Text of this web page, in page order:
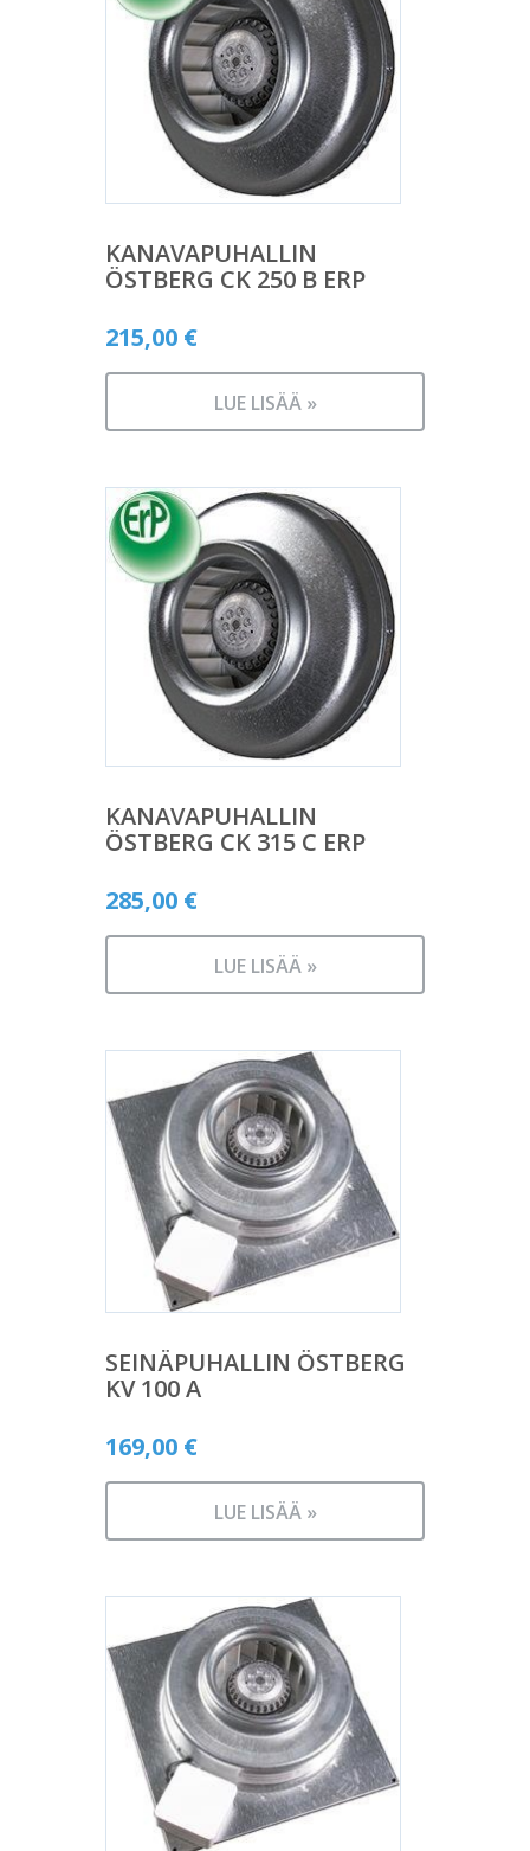
KANAVAPUHALLIN
ÖSTBERG CK 250 B ERP
215,00 €
LUE LISÄÄ »
KANAVAPUHALLIN
ÖSTBERG CK 315 C ERP
285,00 €
LUE LISÄÄ »
SEINÄPUHALLIN ÖSTBERG
KV 100 A
169,00 €
LUE LISÄÄ »